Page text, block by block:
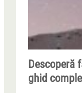
Descoperă
ghid